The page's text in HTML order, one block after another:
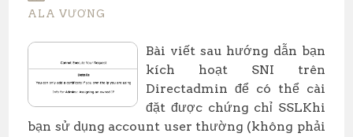
ALA VƯƠNG
Bài viết sau hướng dẫn bạn
kích hoạt SNI trên
Directadmin để có thể cài
đặt được chứng chỉ SSLKhi
bạn sử dụng account user thường (không phải